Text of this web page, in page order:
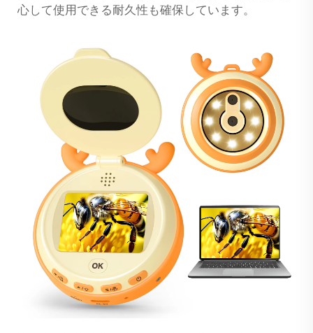
心して使用できる耐久性も確保しています。